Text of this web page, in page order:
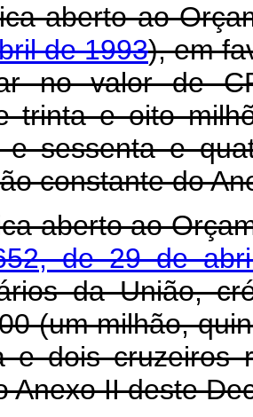
aberto ao
de 1993), em
no valor de
trinta e oito
e sessenta e
constante do
aberto ao
de 29 de
da União,
(um milhão,
e dois cruzeiros
Anexo II deste